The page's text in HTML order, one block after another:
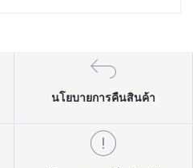
นโยบายการคืนสินค้า